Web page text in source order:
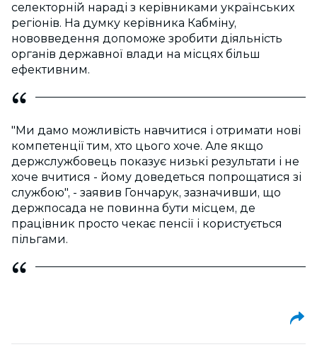
селекторній нараді з керівниками українських
регіонів. На думку керівника Кабміну,
нововведення допоможе зробити діяльність
органів державної влади на місцях більш
ефективним.
"Ми дамо можливість навчитися і отримати нові
компетенції тим, хто цього хоче. Але якщо
держслужбовець показує низькі результати і не
хоче вчитися - йому доведеться попрощатися зі
службою", - заявив Гончарук, зазначивши, що
держпосада не повинна бути місцем, де
працівник просто чекає пенсії і користується
пільгами.